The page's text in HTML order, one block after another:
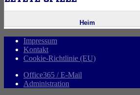
Impressum
Kontakt
Cookie-Richtlinie (EU)
Office365 / E-Mail
Administration